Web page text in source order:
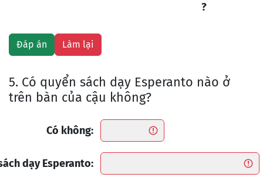
?
5. Có quyển sách dạy Esperanto nào ở
trên bàn của cậu không?
Có không:
dạy Esperanto: